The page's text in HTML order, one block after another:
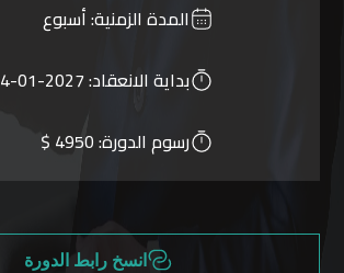
المدة الزمنية:أسبوع
بداية الانعقاد:2027-01-04
رسوم الدورة:4950 $
انسخ رابط الدورة